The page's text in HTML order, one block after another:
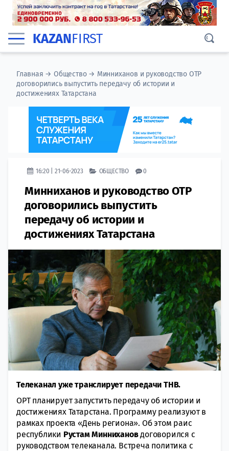
KAZANFIRST
Главная →Общество→ Минниханов и руководство ОТР
договорились выпустить передачу об истории и
достижениях Татарстана
16:20 | 21-06-2023 ОБЩЕСТВО 0
Минниханов и руководство ОТР
договорились выпустить
передачу об истории и
достижениях Татарстана
Телеканал уже транслирует передачи ТНВ.
ОРТ планирует запустить передачу об истории и
достижениях Татарстана. Программу реализуют в
рамках проекта «День региона». Об этом раис
республики Рустам Миннихановдоговорился с
руководством телеканала. Встреча политика с